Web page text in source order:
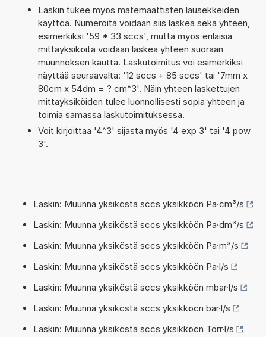
Laskin tukee myös matemaattisten lausekkeiden
käyttöä. Numeroita voidaan siis laskea sekä yhteen,
esimerkiksi '59 * 33 sccs', mutta myös erilaisia
mittayksiköitä voidaan laskea yhteen suoraan
muunnoksen kautta. Laskutoimitus voi esimerkiksi
näyttää seuraavalta: '12 sccs + 85 sccs' tai '7mm x
80cm x 54dm = ? cm^3'. Näin yhteen laskettujen
mittayksiköiden tulee luonnollisesti sopia yhteen ja
toimia samassa laskutoimituksessa.
Voit kirjoittaa '4^3' sijasta myös '4 exp 3' tai '4 pow
3'.
Laskin: Muunna yksiköstä sccs yksikköön Pa·cm³/s
Laskin: Muunna yksiköstä sccs yksikköön Pa·dm³/s
Laskin: Muunna yksiköstä sccs yksikköön Pa·m³/s
Laskin: Muunna yksiköstä sccs yksikköön Pa·l/s
Laskin: Muunna yksiköstä sccs yksikköön mbar·l/s
Laskin: Muunna yksiköstä sccs yksikköön bar·l/s
Laskin: Muunna yksiköstä sccs yksikköön Torr·l/s